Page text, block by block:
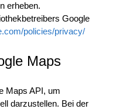
erheben.
Google
policies/privacy/
Maps
Maps API, um
darzustellen. Bei der